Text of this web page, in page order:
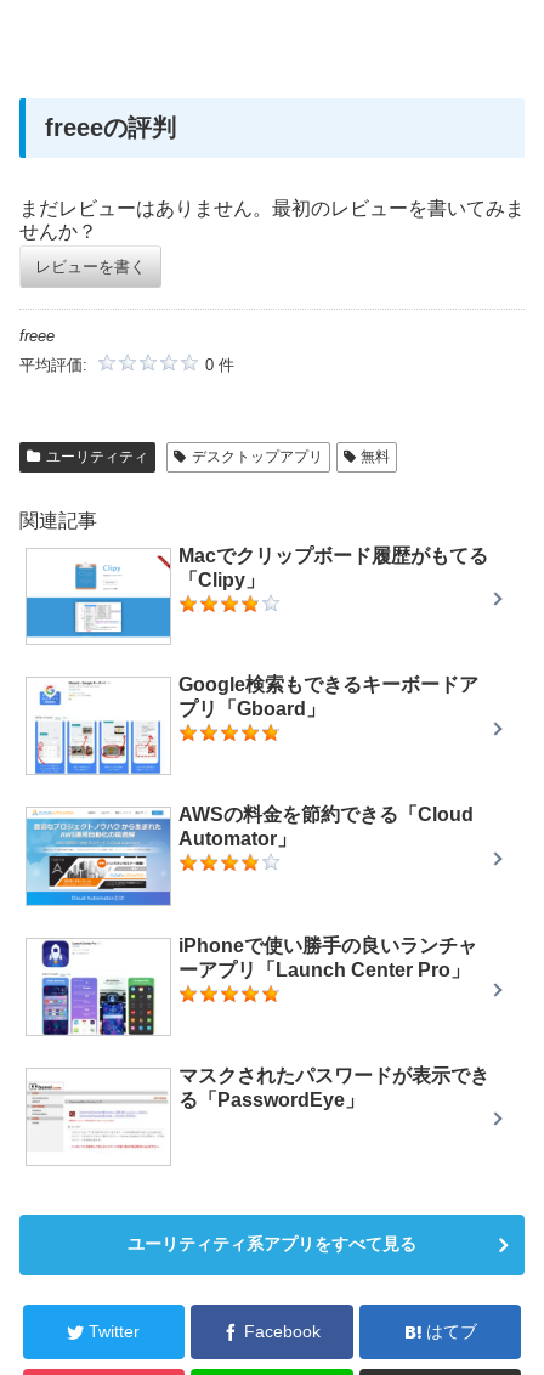
freeeの評判
まだレビューはありません。最初のレビューを書いてみま
せんか？
レビューを書く
freee
平均評価:
0 件
ユーリティティ デスクトップアプリ 無料
関連記事
Macでクリップボード履歴がもてる
「Clipy」
Google検索もできるキーボードア
プリ「Gboard」
AWSの料金を節約できる「Cloud
Automator」
iPhoneで使い勝手の良いランチャ
ーアプリ「Launch Center Pro」
マスクされたパスワードが表示でき
る「PasswordEye」
ユーリティティ系アプリをすべて見る
Twitter Facebook はてブ